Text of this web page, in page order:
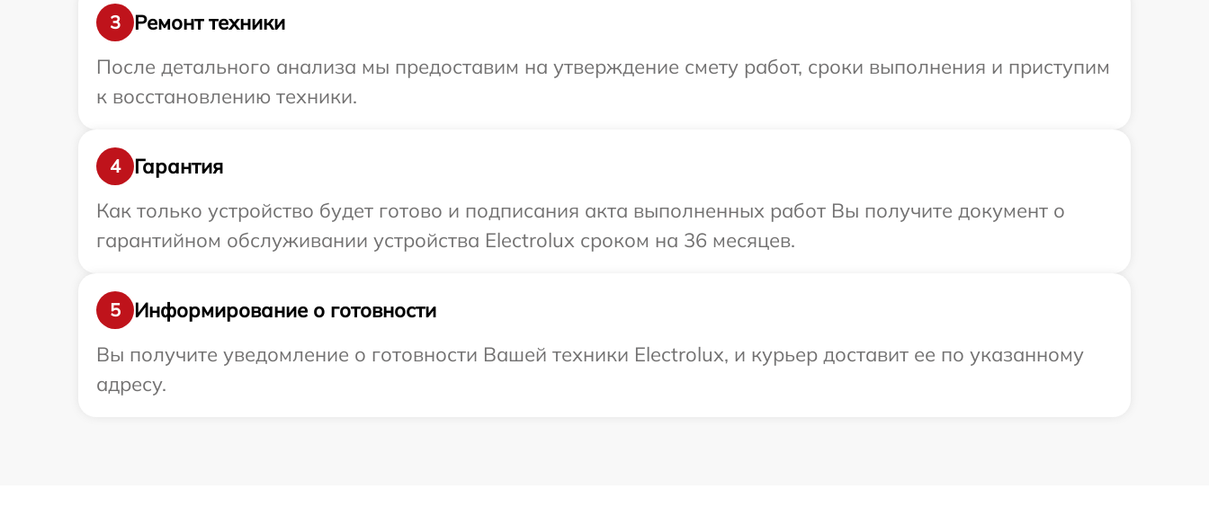
3
Ремонт техники
После детального анализа мы предоставим на утверждение смету работ, сроки выполнения и приступим
к восстановлению техники.
4
Гарантия
Как только устройство будет готово и подписания акта выполненных работ Вы получите документ о
гарантийном обслуживании устройства Electrolux сроком на 36 месяцев.
5
Информирование о готовности
Вы получите уведомление о готовности Вашей техники Electrolux, и курьер доставит ее по указанному
адресу.